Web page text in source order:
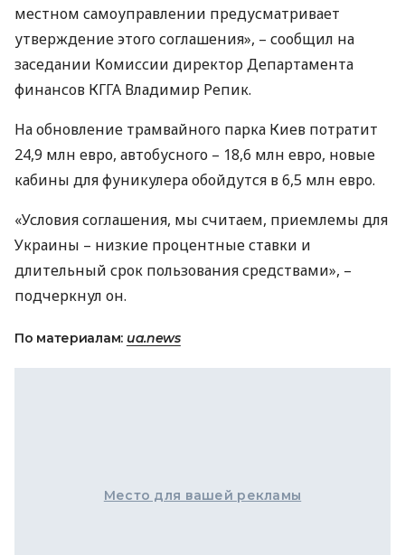
местном самоуправлении предусматривает
утверждение этого соглашения», – сообщил на
заседании Комиссии директор Департамента
финансов КГГА Владимир Репик.
На обновление трамвайного парка Киев потратит
24,9 млн евро, автобусного – 18,6 млн евро, новые
кабины для фуникулера обойдутся в 6,5 млн евро.
«Условия соглашения, мы считаем, приемлемы для
Украины – низкие процентные ставки и
длительный срок пользования средствами», –
подчеркнул он.
По материалам: ua.news
Место для вашей рекламы